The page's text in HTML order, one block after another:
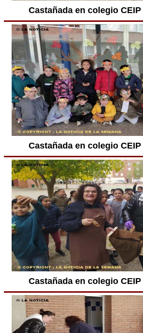
Castañada en colegio
Castañada en colegio
Castañada en colegio